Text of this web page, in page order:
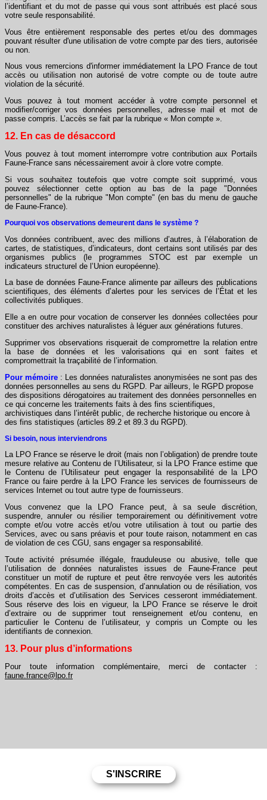
l’identifiant et du mot de passe qui vous sont attribués est placé sous
votre seule responsabilité.
Vous être entièrement responsable des pertes et/ou des dommages
pouvant résulter d'une utilisation de votre compte par des tiers, autorisée
ou non.
Nous vous remercions d'informer immédiatement la LPO France de tout
accès ou utilisation non autorisé de votre compte ou de toute autre
violation de la sécurité.
Vous pouvez à tout moment accéder à votre compte personnel et
modifier/corriger vos données personnelles, adresse mail et mot de
passe compris. L’accès se fait par la rubrique « Mon compte ».
12. En cas de désaccord
Vous pouvez à tout moment interrompre votre contribution aux Portails
Faune-France sans nécessairement avoir à clore votre compte.
Si vous souhaitez toutefois que votre compte soit supprimé, vous
pouvez sélectionner cette option au bas de la page "Données
personnelles" de la rubrique "Mon compte" (en bas du menu de gauche
de Faune-France).
Pourquoi vos observations demeurent dans le système ?
Vos données contribuent, avec des millions d’autres, à l’élaboration de
cartes, de statistiques, d’indicateurs, dont certains sont utilisés par des
organismes publics (le programmes STOC est par exemple un
indicateurs structurel de l’Union européenne).
La base de données Faune-France alimente par ailleurs des publications
scientifiques, des éléments d’alertes pour les services de l’État et les
collectivités publiques.
Elle a en outre pour vocation de conserver les données collectées pour
constituer des archives naturalistes à léguer aux générations futures.
Supprimer vos observations risquerait de compromettre la relation entre
la base de données et les valorisations qui en sont faites et
compromettrait la traçabilité de l’information.
Pour mémoire : Les données naturalistes anonymisées ne sont pas des
données personnelles au sens du RGPD. Par ailleurs, le RGPD propose
des dispositions dérogatoires au traitement des données personnelles en
ce qui concerne les traitements faits à des fins scientifiques,
archivistiques dans l’intérêt public, de recherche historique ou encore à
des fins statistiques (articles 89.2 et 89.3 du RGPD).
Si besoin, nous interviendrons
La LPO France se réserve le droit (mais non l’obligation) de prendre toute
mesure relative au Contenu de l’Utilisateur, si la LPO France estime que
le Contenu de l’Utilisateur peut engager la responsabilité de la LPO
France ou faire perdre à la LPO France les services de fournisseurs de
services Internet ou tout autre type de fournisseurs.
Vous convenez que la LPO France peut, à sa seule discrétion,
suspendre, annuler ou résilier temporairement ou définitivement votre
compte et/ou votre accès et/ou votre utilisation à tout ou partie des
Services, avec ou sans préavis et pour toute raison, notamment en cas
de violation de ces CGU, sans engager sa responsabilité.
Toute activité présumée illégale, frauduleuse ou abusive, telle que
l’utilisation de données naturalistes issues de Faune-France peut
constituer un motif de rupture et peut être renvoyée vers les autorités
compétentes. En cas de suspension, d’annulation ou de résiliation, vos
droits d’accès et d’utilisation des Services cesseront immédiatement.
Sous réserve des lois en vigueur, la LPO France se réserve le droit
d’extraire ou de supprimer tout renseignement et/ou contenu, en
particulier le Contenu de l’utilisateur, y compris un Compte ou les
identifiants de connexion.
13. Pour plus d’informations
Pour toute information complémentaire, merci de contacter :
faune.france@lpo.fr